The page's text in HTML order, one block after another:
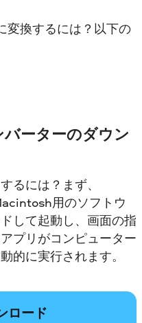
変換するには？以下の
ーターのダウン
るには？まず、
用のソフトウ
して起動し、画面の指
プリがコンピューター
的に実行されます。
ロード